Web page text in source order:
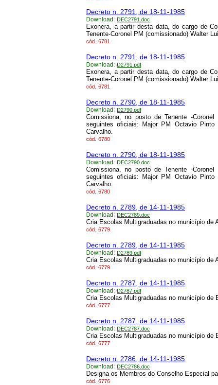
Decreto n. 2791, de 18-11-1985
Download: DEC2791.doc
Exonera, a partir desta data, do cargo de
Tenente-Coronel PM (comissionado) Walter
cód. 6781
Decreto n. 2791, de 18-11-1985
Download: D2791.pdf
Exonera, a partir desta data, do cargo de
Tenente-Coronel PM (comissionado) Walter
cód. 6781
Decreto n. 2790, de 18-11-1985
Download: D2790.pdf
Comissiona, no posto de Tenente -
seguintes oficiais: Major PM Octavio
Carvalho.
cód. 6780
Decreto n. 2790, de 18-11-1985
Download: DEC2790.doc
Comissiona, no posto de Tenente -
seguintes oficiais: Major PM Octavio
Carvalho.
cód. 6780
Decreto n. 2789, de 14-11-1985
Download: DEC2789.doc
Cria Escolas Multigraduadas no município de
cód. 6779
Decreto n. 2789, de 14-11-1985
Download: D2789.pdf
Cria Escolas Multigraduadas no município de
cód. 6779
Decreto n. 2787, de 14-11-1985
Download: D2787.pdf
Cria Escolas Multigraduadas no município de
cód. 6777
Decreto n. 2787, de 14-11-1985
Download: DEC2787.doc
Cria Escolas Multigraduadas no município de
cód. 6777
Decreto n. 2786, de 14-11-1985
Download: DEC2786.doc
Designa os Membros do Conselho Especial
cód. 6776